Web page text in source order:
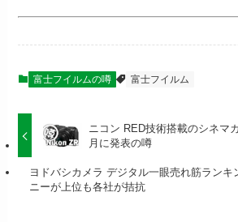
富士フイルムの噂 富士フイルム
ニコン RED技術搭載のシネマ
月に発表の噂
ヨドバシカメラ デジタル一眼売れ筋ランキ
ニーが上位も各社が拮抗